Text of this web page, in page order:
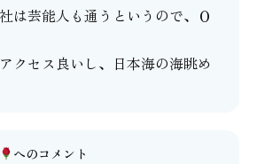
は芸能人も通うというので、Ｏ
クセス良いし、日本海の海眺め
へのコメント